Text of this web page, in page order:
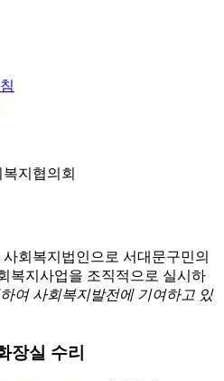
지협의회
사회복지법인으로 서대문구민의
복지사업을 조직적으로 실시하
여 사회복지발전에 기여하고 있
장실 수리